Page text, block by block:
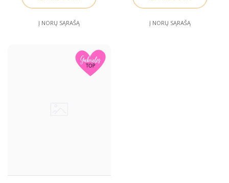
Į NORŲ SĄRAŠĄ Į NORŲ SĄRAŠĄ